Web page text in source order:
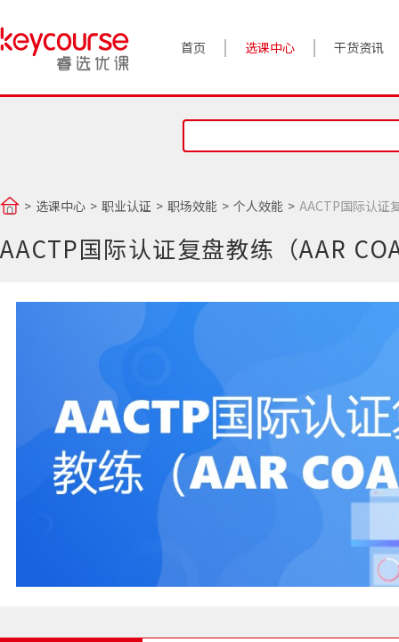
首页 选课中心 干货资讯
案例实践
对话高管
睿选视角
选课中心 职业认证 职场效能 个人效能 AACTP国际认证
AACTP国际认证复盘教练（AAR